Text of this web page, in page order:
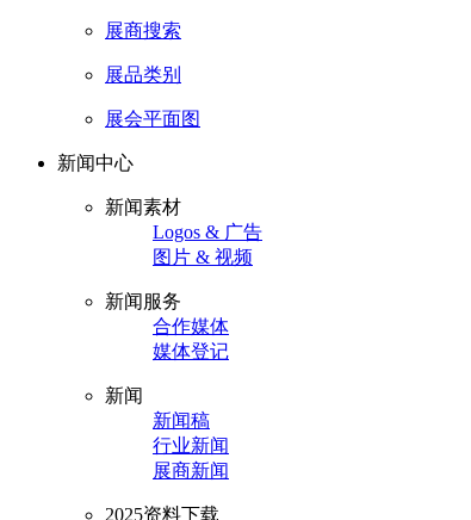
展商搜索
展品类别
展会平面图
新闻中心
新闻素材
Logos & 广告
图片 & 视频
新闻服务
合作媒体
媒体登记
新闻
新闻稿
行业新闻
展商新闻
2025资料下载